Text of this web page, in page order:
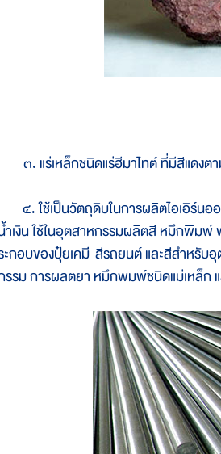
แร่เหล็กชนิดแร่ฮีมาไทต์ ที่มีสีแดงตาม
ใช้เป็นวัตถุดิบในการผลิตไอเอิร์นออก
ำเงิน ใช้ในอุตสาหกรรมผลิตสี หมึกพิม
กอบของปุ๋ยเคมี สีรถยนต์ และสีสำหรับอุ
รรม การผลิตยา หมึกพิมพ์ชนิดแม่เหล็ก